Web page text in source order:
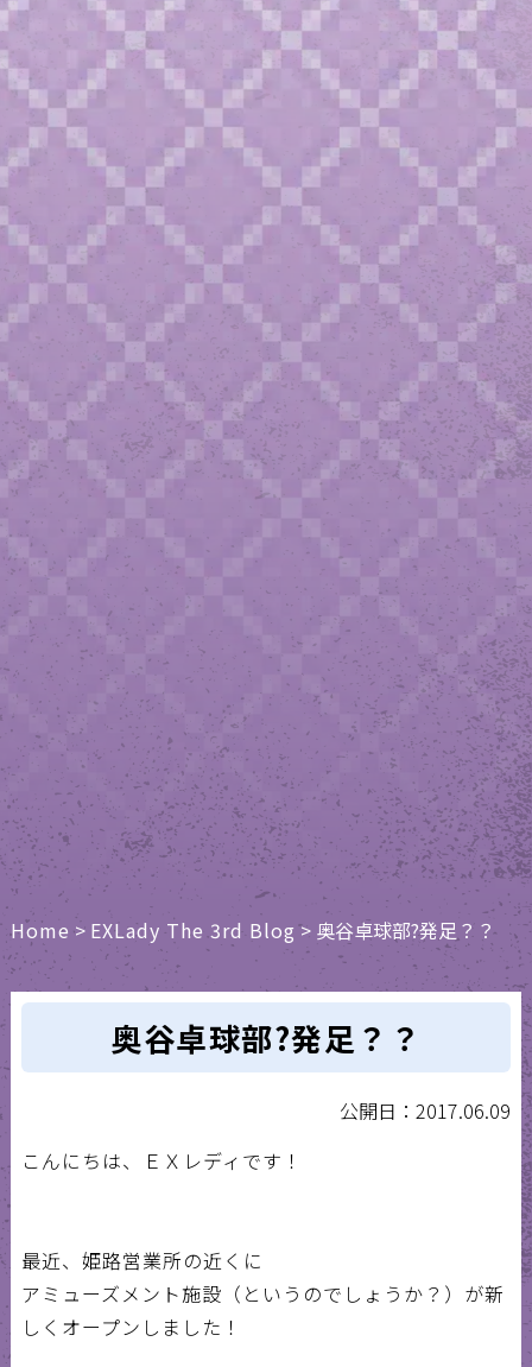
Home > EXLady The 3rd Blog > 奥谷卓球部?発足？？
奥谷卓球部?発足？？
公開日：2017.06.09
こんにちは、ＥＸレディです！
最近、姫路営業所の近くに
アミューズメント施設（というのでしょうか？）が新
しくオープンしました！